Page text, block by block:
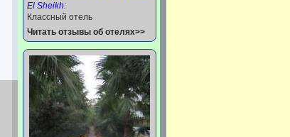
El Sheikh:
Классный отель
Читать отзывы об отелях>>